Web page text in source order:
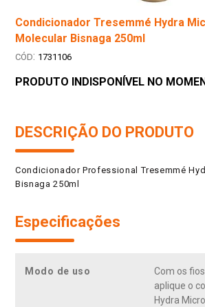
Condicionador Tresemmé Hydra
Molecular Bisnaga 250ml
: 1731106
PRODUTO INDISPONÍVEL NO
DESCRIÇÃO DO PRODUTO
Condicionador Professional Tresemmé
Bisnaga 250ml
Especificações
Modo de uso
Com os
aplique o
Hydra